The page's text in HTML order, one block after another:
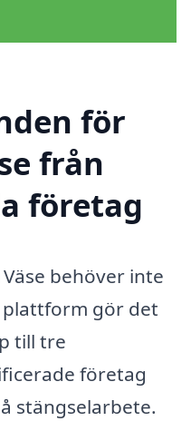
för
från
företag
behöver inte
gör det
till tre
företag
stängselarbete.